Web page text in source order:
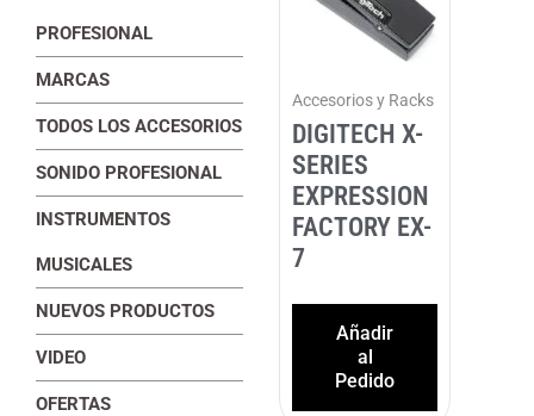
PROFESIONAL
MARCAS
TODOS LOS ACCESORIOS
SONIDO PROFESIONAL
INSTRUMENTOS
MUSICALES
NUEVOS PRODUCTOS
VIDEO
OFERTAS
Accesorios y Racks
DIGITECH X-
SERIES
EXPRESSION
FACTORY EX-
7
Añadir
al
Pedido